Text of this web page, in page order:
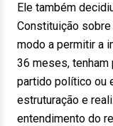
Ele também
Constituição
modo a permitir a
36 meses,
partido político ou
estruturação e
entendimento do